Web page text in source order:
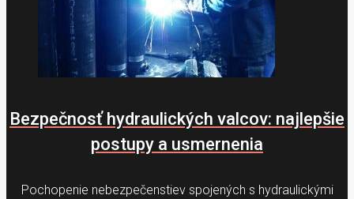
Bezpečnosť hydraulických valcov: najlepšie
postupy a usmernenia
Pochopenie nebezpečenstiev spojených s hydraulickými